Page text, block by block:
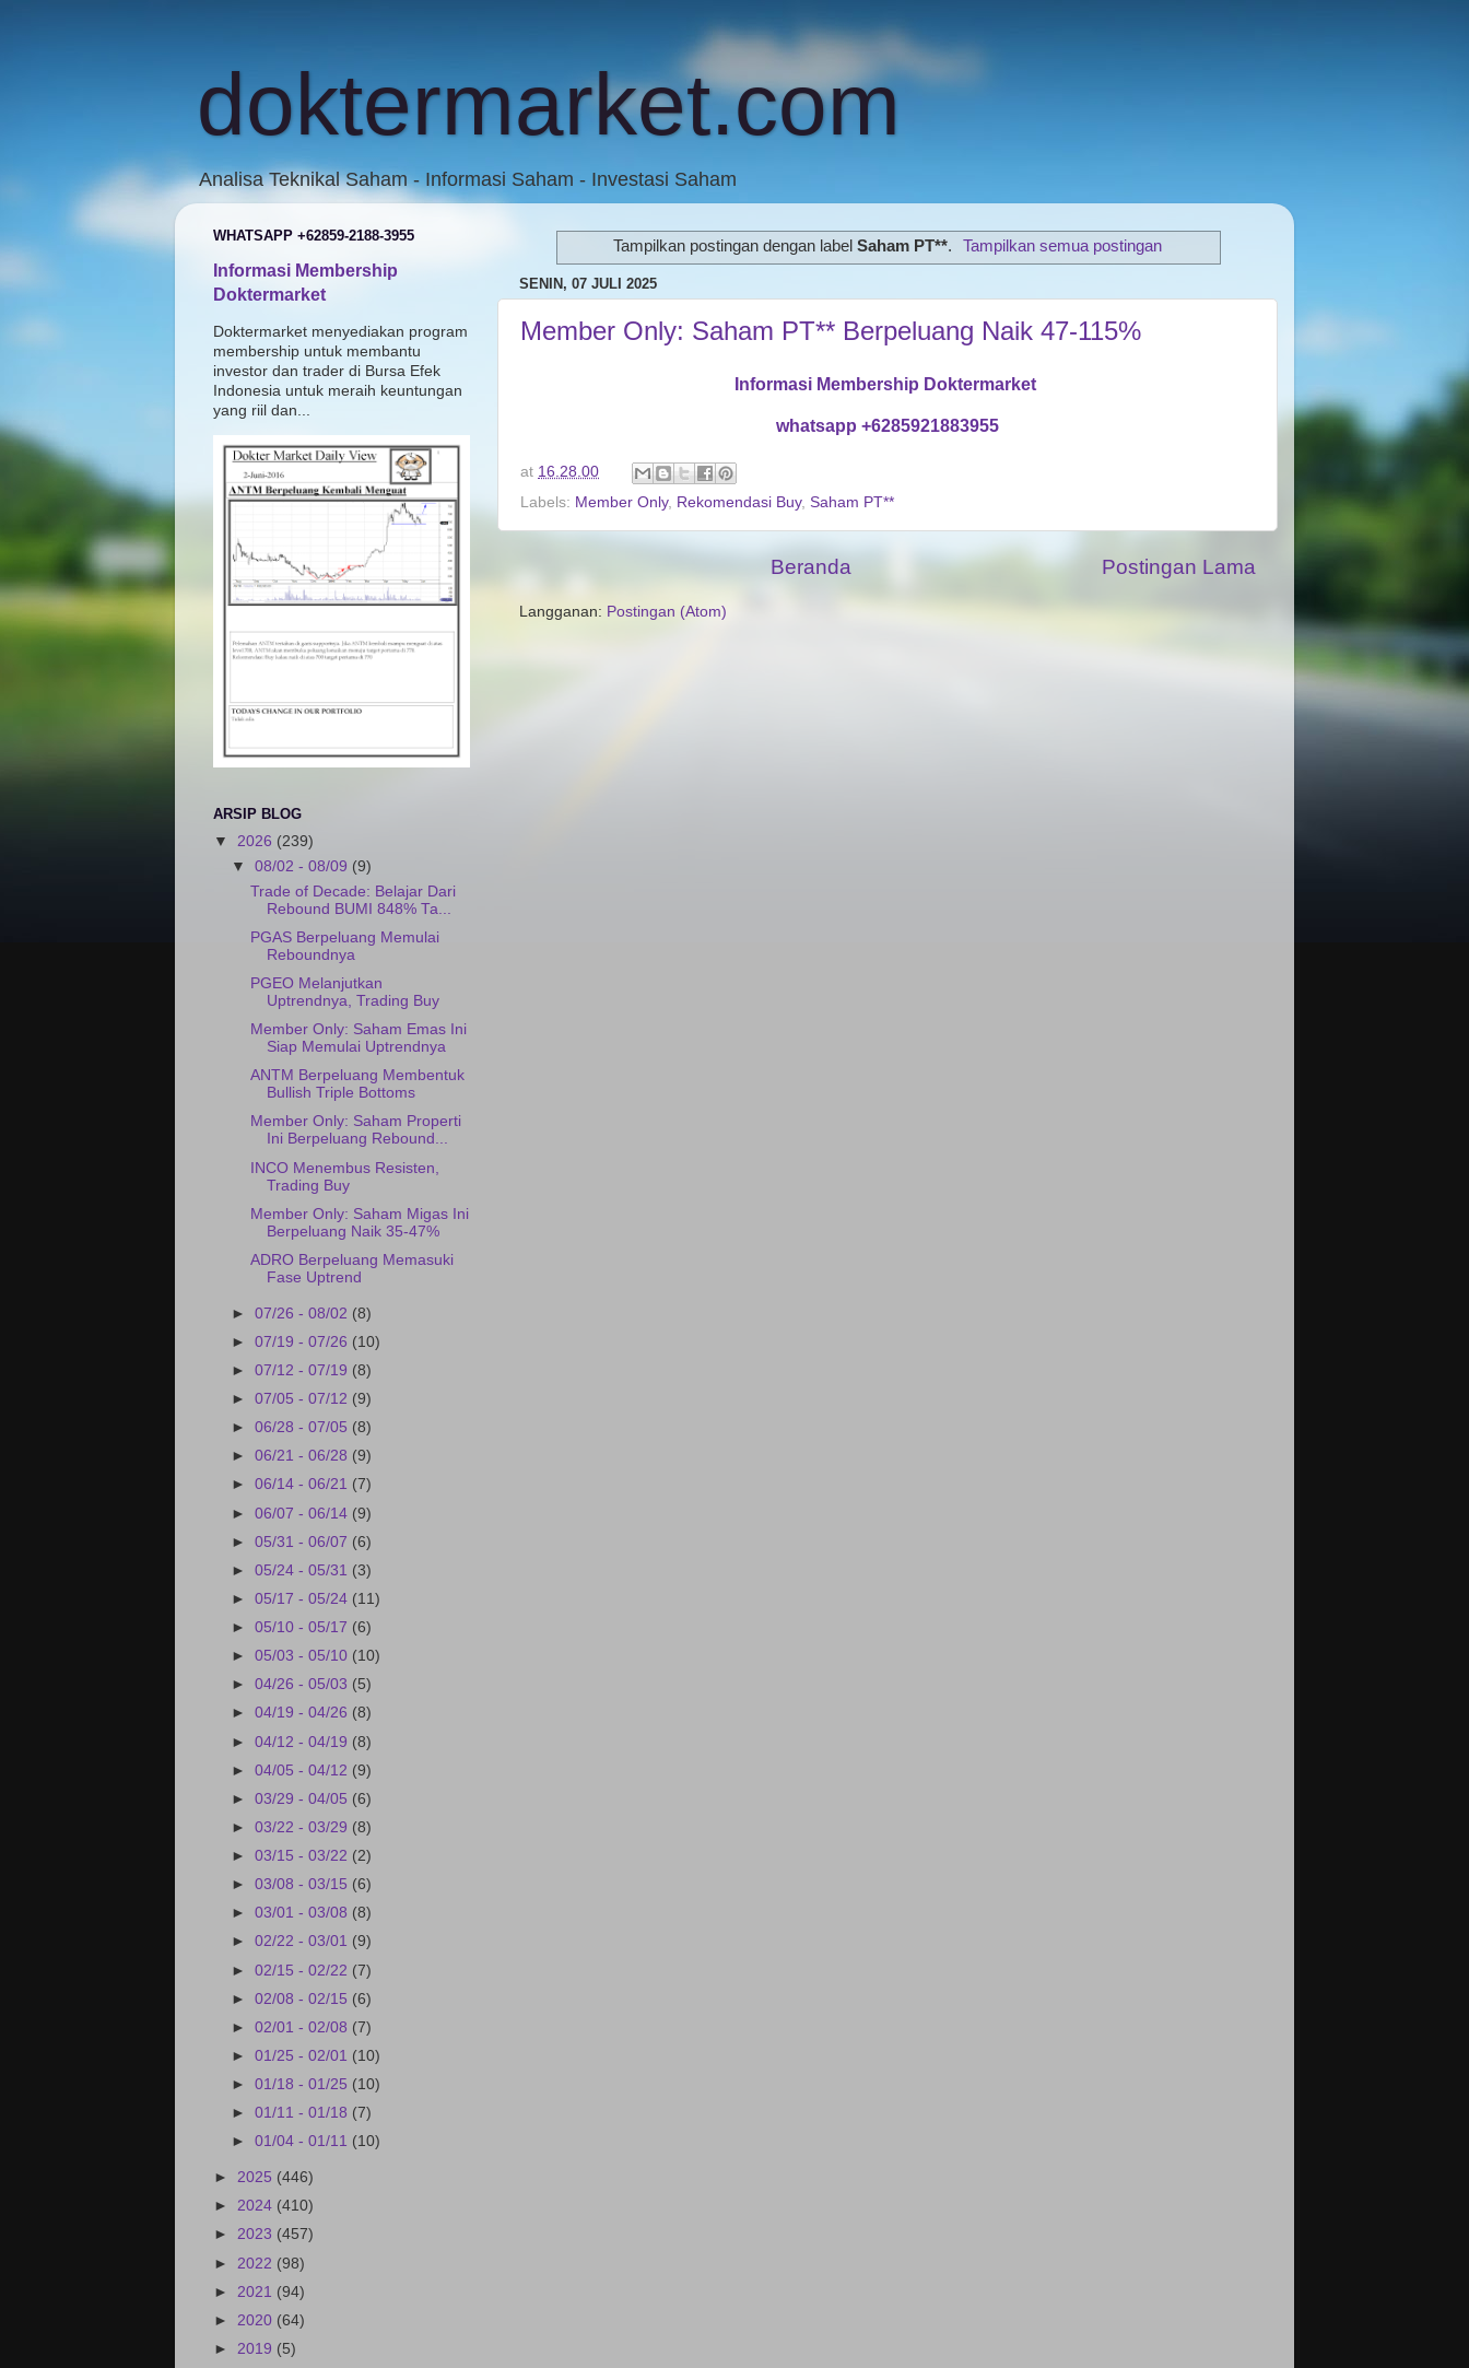
doktermarket.com
Analisa Teknikal Saham - Informasi Saham - Investasi Saham
Tampilkan postingan dengan labelSaham PT**. Tampilkan semua postingan
SENIN, 07 JULI 2025
Member Only: Saham PT** Berpeluang Naik 47-115%
Informasi Membership Doktermarket
whatsapp +6285921883955
at 16.28.00
Labels: Member Only, Rekomendasi Buy, Saham PT**
Postingan Lama
Beranda
Langganan: Postingan (Atom)
WHATSAPP +62859-2188-3955
Informasi Membership
Doktermarket
Doktermarket menyediakan program
membership untuk membantu
investor dan trader di Bursa Efek
Indonesia untuk meraih keuntungan
yang riil dan...
ARSIP BLOG
▼ 2026 (239)
▼08/02 - 08/09 (9)
Trade of Decade: Belajar Dari
Rebound BUMI 848% Ta...
PGAS Berpeluang Memulai
Reboundnya
PGEO Melanjutkan
Uptrendnya, Trading Buy
Member Only: Saham Emas Ini
Siap Memulai Uptrendnya
ANTM Berpeluang Membentuk
Bullish Triple Bottoms
Member Only: Saham Properti
Ini Berpeluang Rebound...
INCO Menembus Resisten,
Trading Buy
Member Only: Saham Migas Ini
Berpeluang Naik 35-47%
ADRO Berpeluang Memasuki
Fase Uptrend
►07/26 - 08/02 (8)
►07/19 - 07/26 (10)
►07/12 - 07/19 (8)
►07/05 - 07/12 (9)
►06/28 - 07/05 (8)
►06/21 - 06/28 (9)
►06/14 - 06/21 (7)
►06/07 - 06/14 (9)
►05/31 - 06/07 (6)
►05/24 - 05/31 (3)
►05/17 - 05/24 (11)
►05/10 - 05/17 (6)
►05/03 - 05/10 (10)
►04/26 - 05/03 (5)
►04/19 - 04/26 (8)
►04/12 - 04/19 (8)
►04/05 - 04/12 (9)
►03/29 - 04/05 (6)
►03/22 - 03/29 (8)
►03/15 - 03/22 (2)
►03/08 - 03/15 (6)
►03/01 - 03/08 (8)
►02/22 - 03/01 (9)
►02/15 - 02/22 (7)
►02/08 - 02/15 (6)
►02/01 - 02/08 (7)
►01/25 - 02/01 (10)
►01/18 - 01/25 (10)
►01/11 - 01/18 (7)
►01/04 - 01/11 (10)
► 2025 (446)
► 2024 (410)
► 2023 (457)
► 2022 (98)
► 2021 (94)
► 2020 (64)
► 2019 (5)